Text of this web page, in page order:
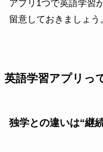
アプリ1つで英語学習
留意しておきましょう
英語学習アプリっ
独学との違いは“継